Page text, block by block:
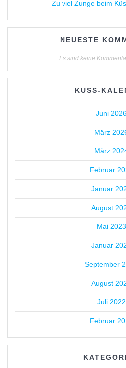
Zu viel Zunge beim
NEUESTE
Es sind keine
KUSS-
Juni 2026
März
März
Februar
Januar
August
Mai 2023
Januar
September
August
Juli 2022
Februar